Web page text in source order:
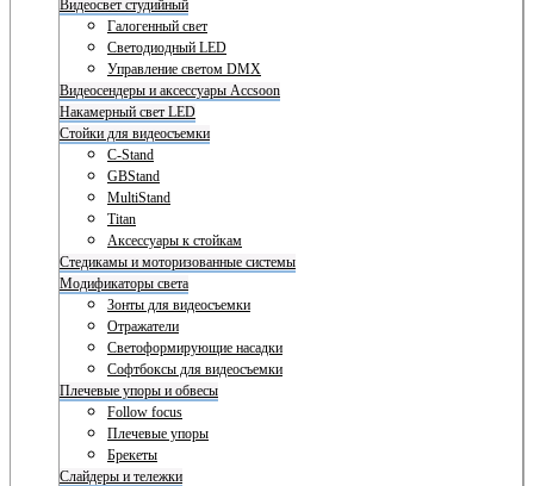
Видеосвет студийный
Галогенный свет
Светодиодный LED
Управление светом DMX
Видеосендеры и аксессуары Accsoon
Накамерный свет LED
Стойки для видеосъемки
C-Stand
GBStand
MultiStand
Titan
Аксессуары к стойкам
Стедикамы и моторизованные системы
Модификаторы света
Зонты для видеосъемки
Отражатели
Светоформирующие насадки
Софтбоксы для видеосъемки
Плечевые упоры и обвесы
Follow focus
Плечевые упоры
Брекеты
Слайдеры и тележки